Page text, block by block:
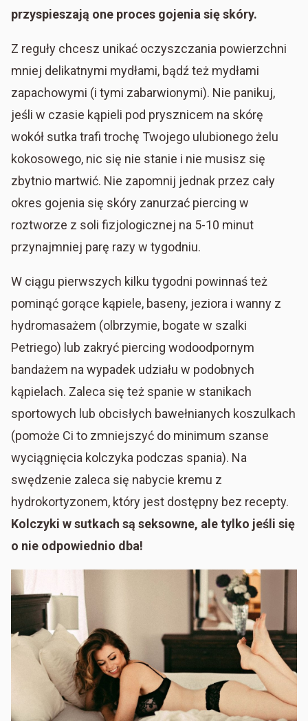
przyspieszają one proces gojenia się skóry.
Z reguły chcesz unikać oczyszczania powierzchni
mniej delikatnymi mydłami, bądź też mydłami
zapachowymi (i tymi zabarwionymi). Nie panikuj,
jeśli w czasie kąpieli pod prysznicem na skórę
wokół sutka trafi trochę Twojego ulubionego żelu
kokosowego, nic się nie stanie i nie musisz się
zbytnio martwić. Nie zapomnij jednak przez cały
okres gojenia się skóry zanurzać piercing w
roztworze z soli fizjologicznej na 5-10 minut
przynajmniej parę razy w tygodniu.
W ciągu pierwszych kilku tygodni powinnaś też
pominąć gorące kąpiele, baseny, jeziora i wanny z
hydromasażem (olbrzymie, bogate w szalki
Petriego) lub zakryć piercing wodoodpornym
bandażem na wypadek udziału w podobnych
kąpielach. Zaleca się też spanie w stanikach
sportowych lub obcisłych bawełnianych koszulkach
(pomoże Ci to zmniejszyć do minimum szanse
wyciągnięcia kolczyka podczas spania). Na
swędzenie zaleca się nabycie kremu z
hydrokortyzonem, który jest dostępny bez recepty.
Kolczyki w sutkach są seksowne, ale tylko jeśli się
o nie odpowiednio dba!